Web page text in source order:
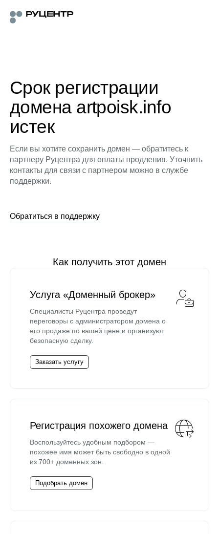
Срок регистрации
домена artpoisk.info
истек
Если вы хотите сохранить домен — обратитесь к
партнеру Руцентра для оплаты продления. Уточнить
контакты для связи с партнером можно в службе
поддержки.
Обратиться в поддержку
Как получить этот домен
Услуга «Доменный брокер»
Специалисты Руцентра проведут
переговоры с администратором домена о
его продаже по вашей цене и организуют
безопасную сделку.
Заказать услугу
Регистрация похожего домена
Воспользуйтесь удобным подбором —
похожее имя может быть свободно в одной
из 700+ доменных зон.
Подобрать домен